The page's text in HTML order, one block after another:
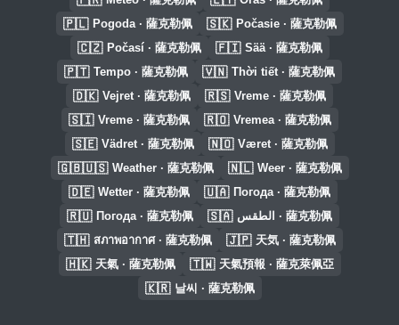
🇵🇱 Pogoda · 薩克勒佩 🇸🇰 Počasie · 薩克勒佩
🇨🇿 Počasí · 薩克勒佩 🇫🇮 Sää · 薩克勒佩
🇵🇹 Tempo · 薩克勒佩 🇻🇳 Thời tiết · 薩克勒佩
🇩🇰 Vejret · 薩克勒佩 🇷🇸 Vreme · 薩克勒佩
🇸🇮 Vreme · 薩克勒佩 🇷🇴 Vremea · 薩克勒佩
🇸🇪 Vädret · 薩克勒佩 🇳🇴 Været · 薩克勒佩
🇬🇧🇺🇸 Weather · 薩克勒佩 🇳🇱 Weer · 薩克勒佩
🇩🇪 Wetter · 薩克勒佩 🇺🇦 Погода · 薩克勒佩
🇷🇺 Погода · 薩克勒佩 🇸🇦 الطقس · 薩克勒佩
🇹🇭 สภาพอากาศ · 薩克勒佩 🇯🇵 天気 · 薩克勒佩
🇭🇰 天氣 · 薩克勒佩 🇹🇼 天氣預報 · 薩克萊佩亞
🇰🇷 날씨 · 薩克勒佩